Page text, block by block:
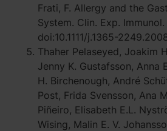
Frati, F. Allergy and the
System. Clin. Exp.
doi:10.1111/j.1365-
Thaher Pelaseyed, Joakim
Jenny K. Gustafsson, Anna
H. Birchenough, André
Post, Frida Svensson, Ana
Piñeiro, Elisabeth E.L.
Wising, Malin E. V.